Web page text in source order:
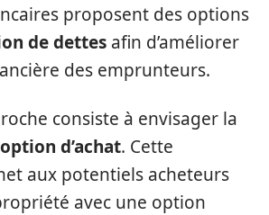
proposent des options
de dettes afin d’améliorer
des emprunteurs.
consiste à envisager la
d’achat. Cette
aux potentiels acheteurs
avec une option